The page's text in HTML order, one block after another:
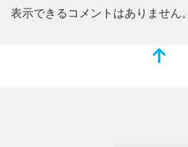
表示できるコメントはありません。